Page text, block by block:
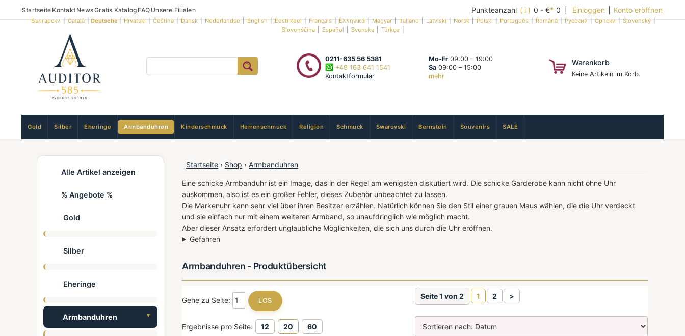
Startseite Kontakt NewsGratis Katalog FAQ Unsere Filialen Punkteanzahl ( i ) 0 - €* 0 | Einloggen Konto eröffnen
Български|Català|Deutsche|Hrvatski|Čeština|Dansk|Nederlandse|English|Eesti keel|Français|Ελληνικά|Magyar|Italiano|Latviski|Norsk|Polski|Português|Română|Русский|Српски|Slovenský|
Slovenščina
Español Svenska Türkçe
0211-635 56 5381
+49 163 641 1541
Kontaktformular
Mo-Fr09:00 – 19:00
Sa09:00 – 15:00
mehr
Warenkorb
Keine Artikeln im Korb.
Gold Silber Eheringe Armbanduhren Kinderschmuck Herrenschmuck Religion Schmuck Swarovski Bernstein Souvenirs SALE
Alle Artikel anzeigen
% Angebote %
Gold
Silber
Eheringe
Armbanduhren
Startseite › Shop › Armbanduhren
Eine schicke Armbanduhr ist ein Image, das in der Regel am wenigsten diskutiert wird. Die schicke Garderobe kann nicht ohne Uhr
auskommen, also ist es ein großer Fehler, dieses Zubehör unbeachtet zu lassen.
Die Markenuhr kann sehr viel über ihren Besitzer erzählen. Natürlich können Sie den Stil einer grauen Maus wählen, die die Uhr verdeckt
und sie einfach nur mit einem weiteren Armband, so unaufdringlich wie möglich macht.
Aber dieser Ansatz erfordert unglaubliche Möglichkeiten, die sich uns durch die Uhr eröffnen.
Gefahren
Armbanduhren - Produktübersicht
Gehe zu Seite: Seite 1 von 2 1 2 >
Ergebnisse pro Seite: 12 20 60